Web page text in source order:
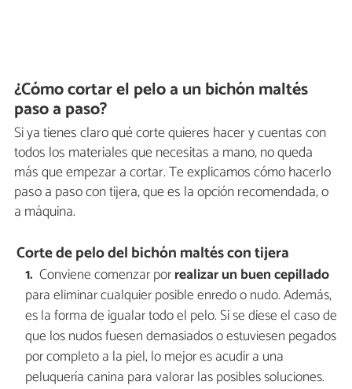
¿Cómo cortar el pelo a un bichón maltés
paso a paso?
Si ya tienes claro qué corte quieres hacer y cuentas con
todos los materiales que necesitas a mano, no queda
más que empezar a cortar. Te explicamos cómo hacerlo
paso a paso con tijera, que es la opción recomendada, o
a máquina.
Corte de pelo del bichón maltés con tijera
Conviene comenzar porrealizar un buen cepillado
para eliminar cualquier posible enredo o nudo. Además,
es la forma de igualar todo el pelo. Si se diese el caso de
que los nudos fuesen demasiados o estuviesen pegados
por completo a la piel, lo mejor es acudir a una
peluquería canina para valorar las posibles soluciones.